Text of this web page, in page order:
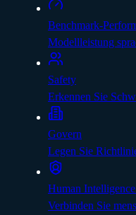
Benchmark-
Modellleistung
Safety
Erkennen Sie
Govern
Legen Sie
Human
Verbinden Sie